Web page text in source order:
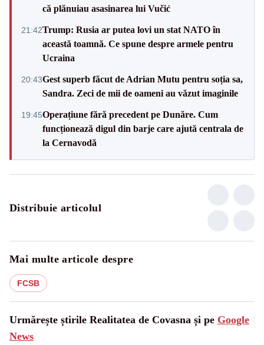
că plănuiau asasinarea lui Vučić
21:42Trump: Rusia ar putea lovi un stat NATO în
această toamnă. Ce spune despre armele pentru
Ucraina
20:43Gest superb făcut de Adrian Mutu pentru soția sa,
Sandra. Zeci de mii de oameni au văzut imaginile
19:45Operațiune fără precedent pe Dunăre. Cum
funcționează digul din barje care ajută centrala de
la Cernavodă
Distribuie articolul
Mai multe articole despre
FCSB
Urmărește știrile Realitatea de Covasna și pe Google
News